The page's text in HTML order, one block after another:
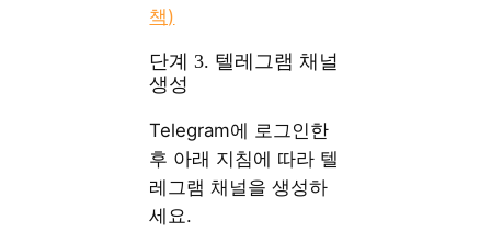
책)
단계 3. 텔레그램 채널
생성
Telegram에 로그인한
후 아래 지침에 따라 텔
레그램 채널을 생성하
세요.